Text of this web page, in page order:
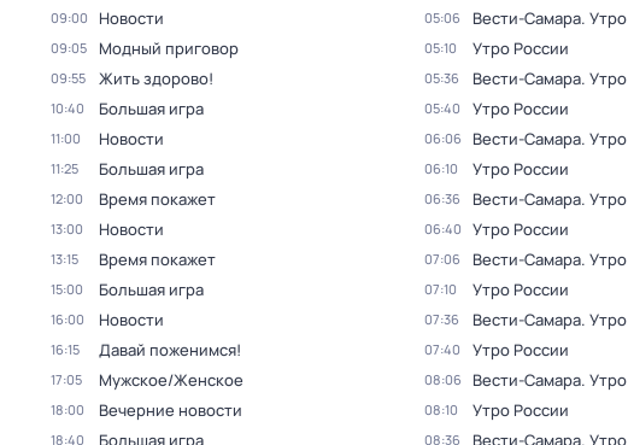
09:00 Новости
09:05 Модный приговор
09:55 Жить здорово!
10:40 Большая игра
11:00 Новости
11:25 Большая игра
12:00 Время покажет
13:00 Новости
13:15 Время покажет
15:00 Большая игра
16:00 Новости
16:15 Давай поженимся!
17:05 Мужское/Женское
18:00 Вечерние новости
18:40 Большая игра
05:06 Вести-Самара. Утро
05:10 Утро России
05:36 Вести-Самара. Утро
05:40 Утро России
06:06 Вести-Самара. Утро
06:10 Утро России
06:36 Вести-Самара. Утро
06:40 Утро России
07:06 Вести-Самара. Утро
07:10 Утро России
07:36 Вести-Самара. Утро
07:40 Утро России
08:06 Вести-Самара. Утро
08:10 Утро России
08:36 Вести-Самара. Утро